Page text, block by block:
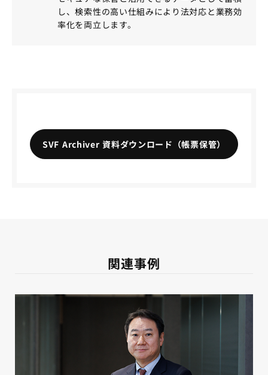
し、検索性の高い仕組みにより法対応と業務効
率化を両立します。
SVF Archiver 資料ダウンロード（帳票保管）
関連事例